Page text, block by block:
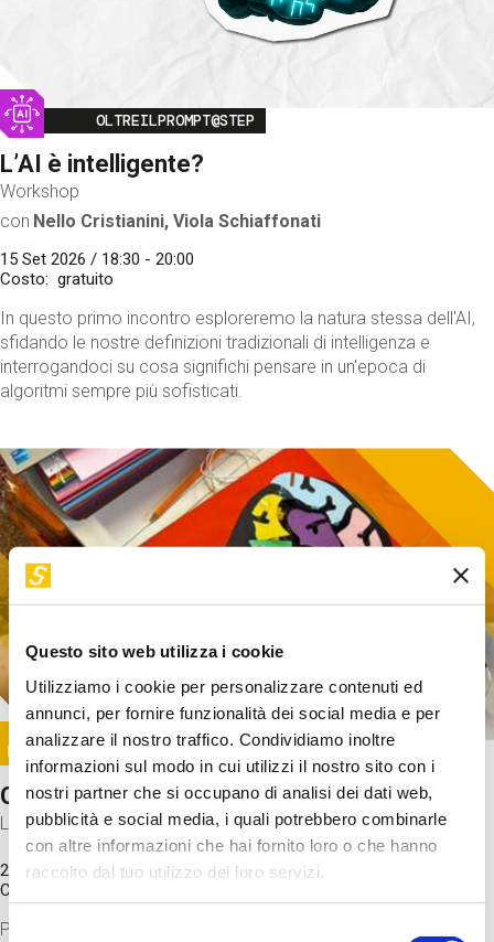
Questo sito web utilizza i cookie
Utilizziamo i cookie per personalizzare contenuti ed
annunci, per fornire funzionalità dei social media e per
analizzare il nostro traffico. Condividiamo inoltre
informazioni sul modo in cui utilizzi il nostro sito con i
nostri partner che si occupano di analisi dei dati web,
pubblicità e social media, i quali potrebbero combinarle
con altre informazioni che hai fornito loro o che hanno
raccolto dal tuo utilizzo dei loro servizi.
Selezione
Image
OLTREILPROMPT@STEP
L’AI è intelligente?
Workshop
con Nello Cristianini, Viola Schiaffonati
15 Set 2026 / 18:30 - 20:00
Costo
gratuito
In questo primo incontro esploreremo la natura stessa dell'AI,
sfidando le nostre definizioni tradizionali di intelligenza e
interrogandoci su cosa significhi pensare in un'epoca di
algoritmi sempre più sofisticati.
Image
SUNDAY@STEP
Come funziona il cervello?
Laboratorio
20 Set 2026 / 11:15 - 13:00
Costo
Proveremo a costruire un cervello in cartoncino cercando di